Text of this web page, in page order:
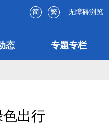
简 繁 无障碍浏览
态 专题专栏
出行